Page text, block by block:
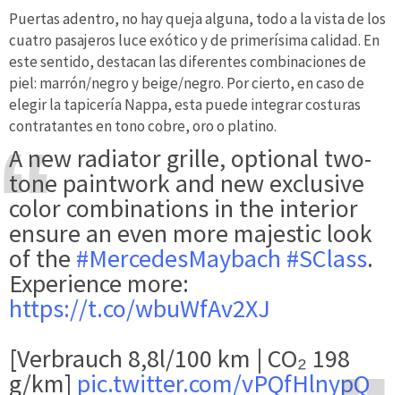
Puertas adentro, no hay queja alguna, todo a la vista de los
cuatro pasajeros luce exótico y de primerísima calidad. En
este sentido, destacan las diferentes combinaciones de
piel: marrón/negro y beige/negro. Por cierto, en caso de
elegir la tapicería Nappa, esta puede integrar costuras
contratantes en tono cobre, oro o platino.
A new radiator grille, optional two-
tone paintwork and new exclusive
color combinations in the interior
ensure an even more majestic look
of the #MercedesMaybach #SClass.
Experience more:
https://t.co/wbuWfAv2XJ
[Verbrauch 8,8l/100 km | CO₂ 198
g/km] pic.twitter.com/vPQfHlnypQ